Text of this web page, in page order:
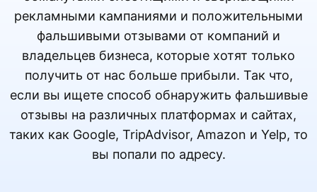
рекламными кампаниями и положительными
фальшивыми отзывами от компаний и
владельцев бизнеса, которые хотят только
получить от нас больше прибыли. Так что,
если вы ищете способ обнаружить фальшивые
отзывы на различных платформах и сайтах,
таких как Google, TripAdvisor, Amazon и Yelp, то
вы попали по адресу.